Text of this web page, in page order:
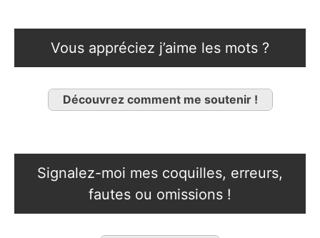
Vous appréciez j’aime les mots ?
Découvrez comment me soutenir !
Signalez-moi mes coquilles, erreurs,
fautes ou omissions !